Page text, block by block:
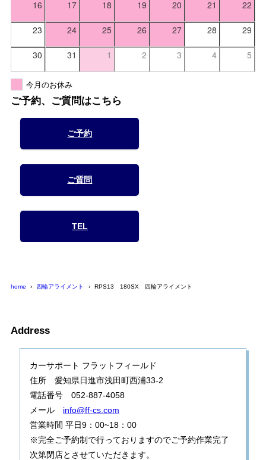
16 17 18 19 20 21 22
23 24 25 26 27 28 29
30 31 1 2 3 4 5
今月のお休み
ご予約、ご質問はこちら
ご予約
ご質問
TEL
home 四輪アライメント RPS13 180SX 四輪アライメント
Address
カーサポート フラットフィールド
住所 愛知県日進市浅田町西浦33-2
電話番号 052-887-4058
メール info@ff-cs.com
営業時間 平日9：00~18：00
※完全ご予約制で行っておりますのでご予約作業完了
次第閉店とさせていただきます。